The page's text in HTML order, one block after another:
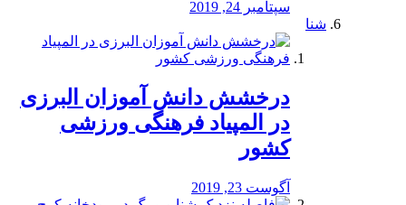
سپتامبر 24, 2019
شنا
درخشش دانش آموزان البرزی
در المپیاد فرهنگی ورزشی
کشور
آگوست 23, 2019